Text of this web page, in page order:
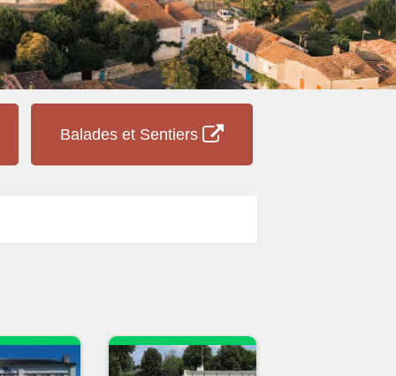
Balades et Sentiers